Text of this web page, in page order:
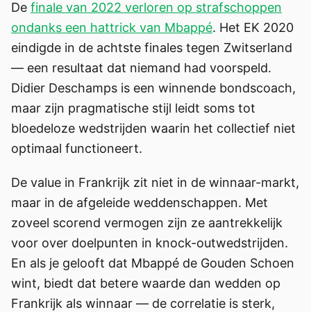
De finale van 2022 verloren op strafschoppen
ondanks een hattrick van Mbappé. Het EK 2020
eindigde in de achtste finales tegen Zwitserland
— een resultaat dat niemand had voorspeld.
Didier Deschamps is een winnende bondscoach,
maar zijn pragmatische stijl leidt soms tot
bloedeloze wedstrijden waarin het collectief niet
optimaal functioneert.
De value in Frankrijk zit niet in de winnaar-markt,
maar in de afgeleide weddenschappen. Met
zoveel scorend vermogen zijn ze aantrekkelijk
voor over doelpunten in knock-outwedstrijden.
En als je gelooft dat Mbappé de Gouden Schoen
wint, biedt dat betere waarde dan wedden op
Frankrijk als winnaar — de correlatie is sterk,